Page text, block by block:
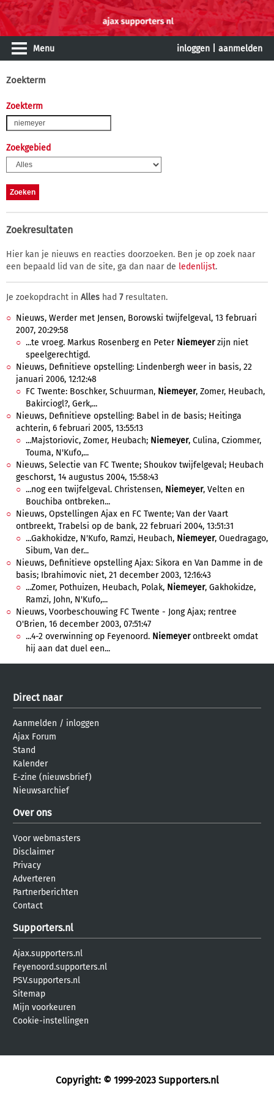
Menu inloggen aanmelden
Zoekterm
Zoekterm
Zoekgebied
Zoekresultaten
Hier kan je nieuws en reacties doorzoeken. Ben je op zoek naar
een bepaald lid van de site, ga dan naar de ledenlijst.
Je zoekopdracht in Alles had 7resultaten.
Nieuws, Werder met Jensen, Borowski twijfelgeval, 13 februari
2007, 20:29:58
...te vroeg. Markus Rosenberg en Peter Niemeyerzijn niet
speelgerechtigd.
Nieuws, Definitieve opstelling: Lindenbergh weer in basis, 22
januari 2006, 12:12:48
FC Twente: Boschker, Schuurman, Niemeyer, Zomer, Heubach,
Bakirciogl?, Gerk,...
Nieuws, Definitieve opstelling: Babel in de basis; Heitinga
achterin, 6 februari 2005, 13:55:13
...Majstoriovic, Zomer, Heubach; Niemeyer, Culina, Cziommer,
Touma, N'Kufo,...
Nieuws, Selectie van FC Twente; Shoukov twijfelgeval; Heubach
geschorst, 14 augustus 2004, 15:58:43
...nog een twijfelgeval. Christensen, Niemeyer, Velten en
Bouchiba ontbreken...
Nieuws, Opstellingen Ajax en FC Twente; Van der Vaart
ontbreekt, Trabelsi op de bank, 22 februari 2004, 13:51:31
...Gakhokidze, N'Kufo, Ramzi, Heubach, Niemeyer, Ouedragago,
Sibum, Van der...
Nieuws, Definitieve opstelling Ajax: Sikora en Van Damme in de
basis; Ibrahimovic niet, 21 december 2003, 12:16:43
...Zomer, Pothuizen, Heubach, Polak, Niemeyer, Gakhokidze,
Ramzi, John, N'Kufo,...
Nieuws, Voorbeschouwing FC Twente - Jong Ajax; rentree
O'Brien, 16 december 2003, 07:51:47
...4-2 overwinning op Feyenoord. Niemeyerontbreekt omdat
hij aan dat duel een...
Direct naar
Aanmelden / inloggen
Ajax Forum
Stand
Kalender
E-zine (nieuwsbrief)
Nieuwsarchief
Over ons
Voor webmasters
Disclaimer
Privacy
Adverteren
Partnerberichten
Contact
Supporters.nl
Ajax.supporters.nl
Feyenoord.supporters.nl
PSV.supporters.nl
Sitemap
Mijn voorkeuren
Cookie-instellingen
Copyright: © 1999-2023 Supporters.nl